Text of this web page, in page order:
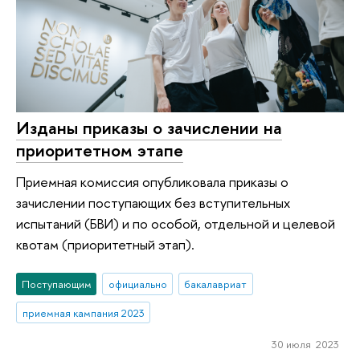
Изданы приказы о зачислении на
приоритетном этапе
Приемная комиссия опубликовала приказы о
зачислении поступающих без вступительных
испытаний (БВИ) и по особой, отдельной и целевой
квотам (приоритетный этап).
Поступающим официально
бакалавриат
приемная кампания 2023
30 июля 2023